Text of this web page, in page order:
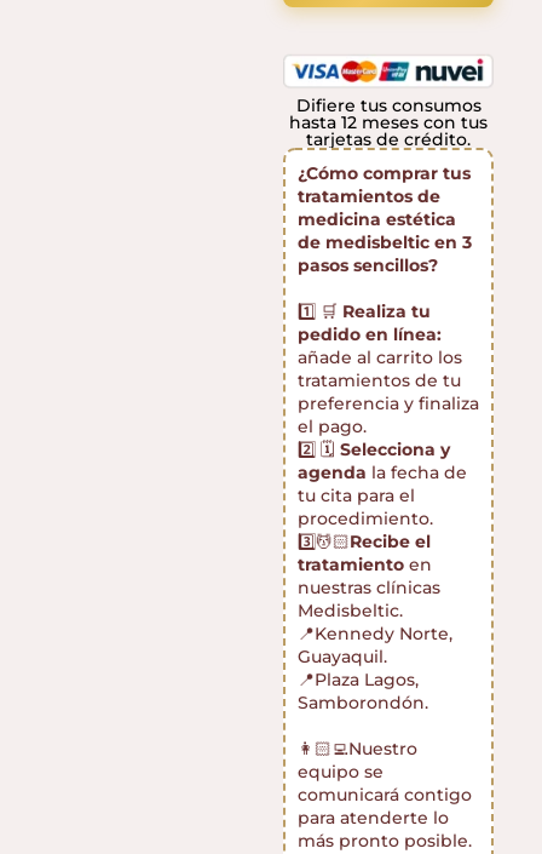
Difiere tus consumos
hasta 12 meses con tus
tarjetas de crédito.
¿Cómo comprar tus
tratamientos de
medicina estética
de medisbeltic en 3
pasos sencillos?
1️⃣ 🛒 Realiza tu
pedido en línea:
añade al carrito los
tratamientos de tu
preferencia y finaliza
el pago.
2️⃣ 🗓️ Selecciona y
agenda la fecha de
tu cita para el
procedimiento.
3️⃣💆🏻Recibe el
tratamiento en
nuestras clínicas
Medisbeltic.
📍Kennedy Norte,
Guayaquil.
📍Plaza Lagos,
Samborondón.
👩🏻‍💻Nuestro
equipo se
comunicará contigo
para atenderte lo
más pronto posible.